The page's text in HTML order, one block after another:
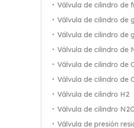
Válvula de cilindro de
Válvula de cilindro de
Válvula de cilindro de
Válvula de cilindro H2
Válvula de cilindro